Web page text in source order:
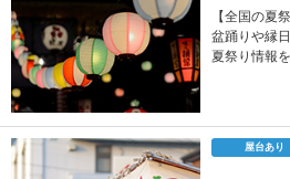
【全国の夏
盆踊りや縁
夏祭り情報
屋台あり